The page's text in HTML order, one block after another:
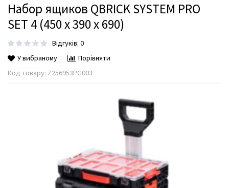
Набор ящиков QBRICK SYSTEM PRO
SET 4 (450 x 390 x 690)
Відгуків: 0
У вибраному
Порівняти
Код товару: Z256953PG003